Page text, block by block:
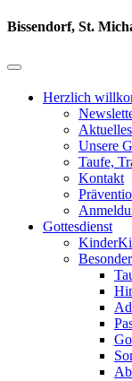
Bissendorf, St.
Herzlich
Aktuelles
Unsere
Taufe,
Kontakt
Gottesdienst